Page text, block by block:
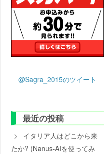
@Sagra_2015のツイート
最近の投稿
イタリア人はどこから来
たか? (Nanus-AIを使ってみ